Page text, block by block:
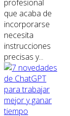
profesional
que acaba de
incorporarse
necesita
instrucciones
precisas y...